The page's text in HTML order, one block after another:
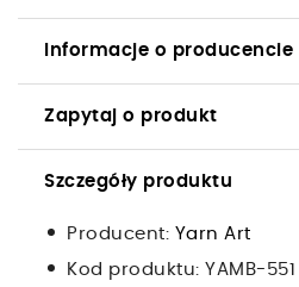
Informacje o producencie
Zapytaj o produkt
Szczegóły produktu
Producent: Yarn Art
Kod produktu: YAMB-551